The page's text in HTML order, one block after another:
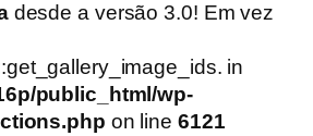
desde a versão 3.0! Em vez
in
public_html/wp-
on line 6121